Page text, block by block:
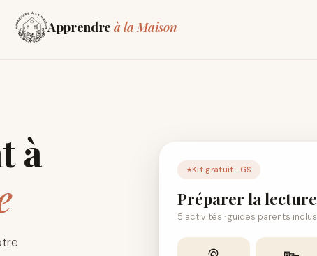
Apprendre à la Maison
à
Kit gratuit · GS
Préparer la lecture
5 activités · guides parents inclus